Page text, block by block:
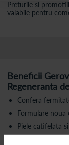
Preturile si
valabile pentru
Beneficii
Regeneranta
Confera
Formulare
Piele catifelata